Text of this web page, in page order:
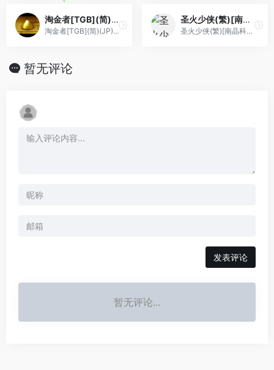
淘金者[TGB](简)(JP)(32Mb)
淘金者[TGB](简)(JP)(32Mb)
圣火少侠(繁)[南晶科技](CN)[RPG](2Mb)
圣火少侠(繁)[南晶科技](CN)[RPG](2Mb)
暂无评论
发表评论
暂无评论...